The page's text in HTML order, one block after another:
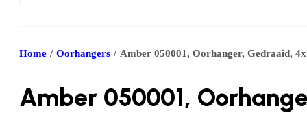
Home / Oorhangers / Amber 050001, Oorhanger, Gedraaid,
Amber 050001,